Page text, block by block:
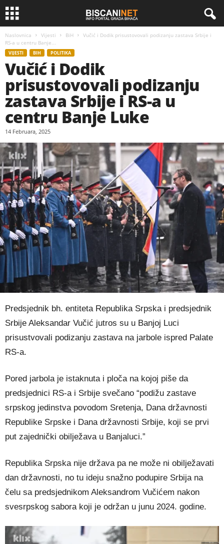
Naslovnica Vijesti BiH
Vučić i Dodik prisustovovali podizanju zastava Srbije i
RS-a u centru Banje...
VIJESTI BIH POLITIKA
Vučić i Dodik
prisustovovali podizanju
zastava Srbije i RS-a u
centru Banje Luke
14 Februara, 2025
Predsjednik bh. entiteta Republika Srpska i predsjednik
Srbije Aleksandar Vučić jutros su u Banjoj Luci
prisustvovali podizanju zastava na jarbole ispred Palate
RS-a.
Pored jarbola je istaknuta i ploča na kojoj piše da
predsjednici RS-a i Srbije svečano “podižu zastave
srpskog jedinstva povodom Sretenja, Dana državnosti
Republike Srpske i Dana državnosti Srbije, koji se prvi
put zajednički obilježava u Banjaluci.”
Republika Srpska nije država pa ne može ni obilježavati
dan državnosti, no tu ideju snažno podupire Srbija na
čelu sa predsjednikom Aleksandrom Vučićem nakon
svesrpskog sabora koji je održan u junu 2024. godine.